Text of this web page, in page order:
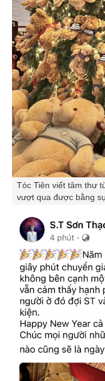
Tóc Tiên viết tâm thư
vượt qua được bằng